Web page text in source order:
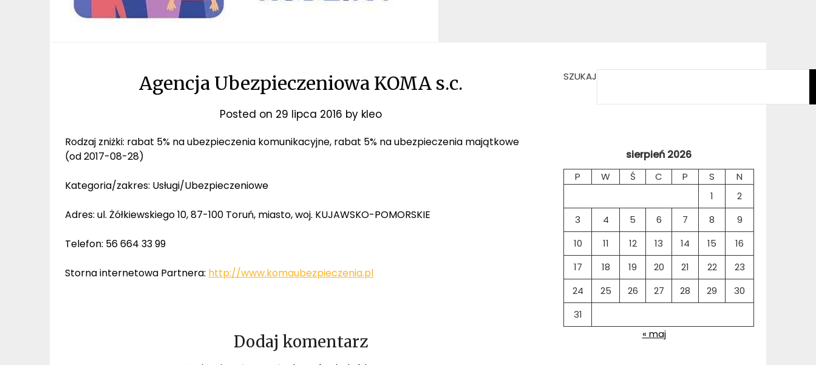
Agencja Ubezpieczeniowa KOMA s.c.
Posted on 29 lipca 2016 by kleo
Rodzaj zniżki: rabat 5% na ubezpieczenia komunikacyjne, rabat 5% na ubezpieczenia majątkowe
(od 2017-08-28)
Kategoria/zakres: Usługi/Ubezpieczeniowe
Adres: ul. Żółkiewskiego 10, 87-100 Toruń, miasto, woj. KUJAWSKO-POMORSKIE
Telefon: 56 664 33 99
Storna internetowa Partnera: http://www.komaubezpieczenia.pl
Dodaj komentarz
SZUKAJ
sierpień 2026
P W Ś C P S
N
1
2
3
4 5 6 7 8
9
10
11 12 13 14 15
16
17
18 19 20 21 22
23
24
25 26 27 28 29
30
31
« maj